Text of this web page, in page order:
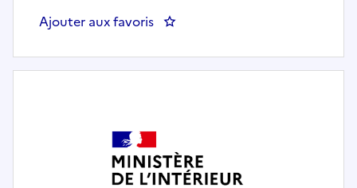
Ajouter aux favoris : DIPN35 - Secrétaire du